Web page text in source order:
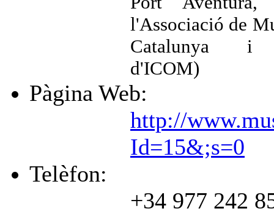
l'Associació de
Catalunya i
d'ICOM)
Pàgina Web:
http://
Id=15&;s=0
Telèfon:
+34 977 242